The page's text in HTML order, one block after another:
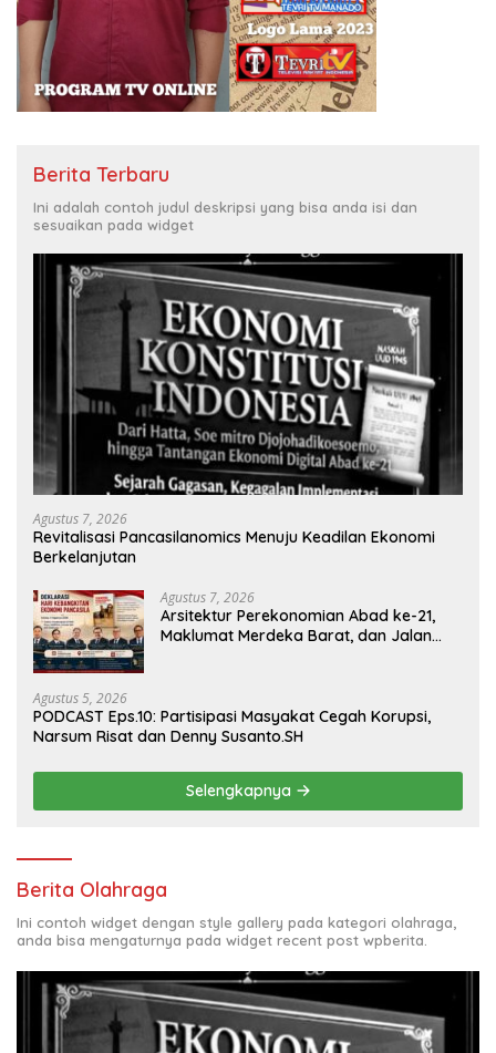
Berita Terbaru
Ini adalah contoh judul deskripsi yang bisa anda isi dan
sesuaikan pada widget
Agustus 7, 2026
Revitalisasi Pancasilanomics Menuju Keadilan Ekonomi
Berkelanjutan
Agustus 7, 2026
Arsitektur Perekonomian Abad ke-21,
Maklumat Merdeka Barat, dan Jalan
Agustus 5, 2026
PODCAST Eps.10: Partisipasi Masyakat Cegah Korupsi,
Narsum Risat dan Denny Susanto.SH
Selengkapnya
Berita Olahraga
Ini contoh widget dengan style gallery pada kategori olahraga,
anda bisa mengaturnya pada widget recent post wpberita.